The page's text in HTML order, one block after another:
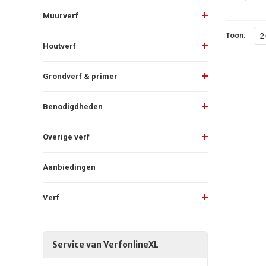
Muurverf
Houtverf
Grondverf & primer
Benodigdheden
Overige verf
Aanbiedingen
Verf
Service van VerfonlineXL
Toon: